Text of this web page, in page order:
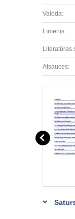
Valoda:
Līmenis:
Literatūras
Atsauces: